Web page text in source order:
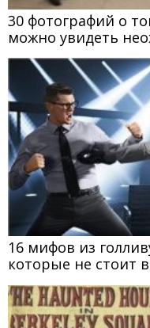
30 фотографий о
можно увидеть
16 мифов из
которые не стоит